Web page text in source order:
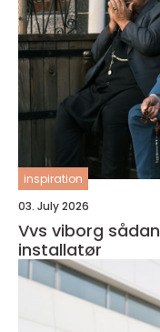
inspiration
03. July 2026
Vvs viborg sådan vælger du den rigtige
installatør